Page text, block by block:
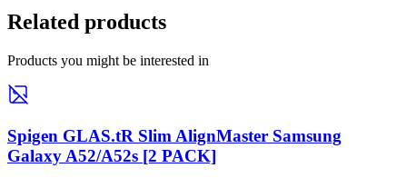
Related products
Products you might be interested in
Spigen GLAS.tR Slim AlignMaster Samsung
Galaxy A52/A52s [2 PACK]